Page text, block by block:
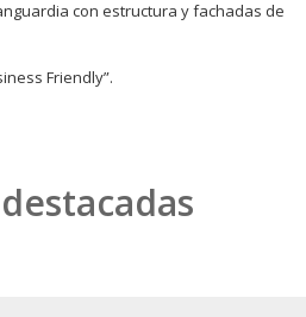
con estructura y fachadas de
Friendly”.